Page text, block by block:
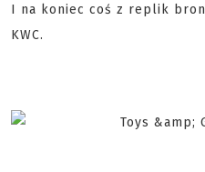
I na koniec coś z replik
KWC.